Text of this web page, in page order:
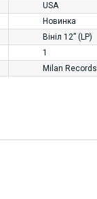
USA
Новинка
Вініл 12” (LP)
1
Milan Records